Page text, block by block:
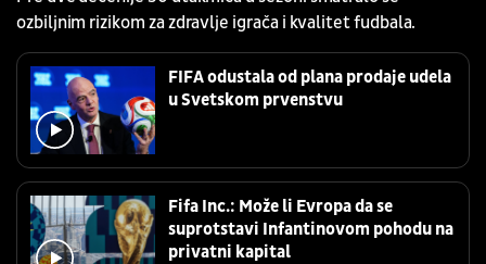
ozbiljnim rizikom za zdravlje igrača i kvalitet fudbala.
FIFA odustala od plana prodaje udela
u Svetskom prvenstvu
Fifa Inc.: Može li Evropa da se
suprotstavi Infantinovom pohodu na
privatni kapital